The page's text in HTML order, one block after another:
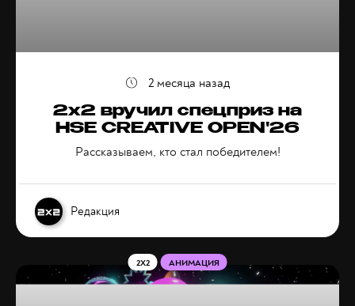
2х2 вручил спецприз на
HSE CREATIVE OPEN'26
Рассказываем, кто стал победителем!
Редакция
2 месяца назад
2X2 АНИМАЦИЯ